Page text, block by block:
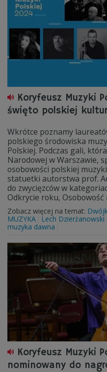
Koryfeusz Muzyki
święto polskiej
Wkrótce poznamy
polskiego środowiska
Polskiej. Podczas gali,
Narodowej w Warszawie,
osobowości polskiej
statuetki autorstwa prof.
do zwycięzców w
Odkrycie roku,
Zobacz więcej na temat:
MUZYKA
Lech Dzierżanowski
muzyka dawna
Koryfeusz Muzyki
nominowany do